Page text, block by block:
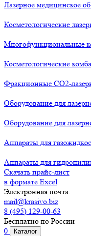
Лазерное медицинское
Косметологические
Многофункциональные
Косметологические
Фракционные СО2-
Оборудование для
Оборудование для
Аппараты для
Аппараты для
Скачать прайс-лист
в формате Excel
Электронная почта:
mail@krasivo.biz
8 (495) 129-00-63
Бесплатно по России
0
Каталог